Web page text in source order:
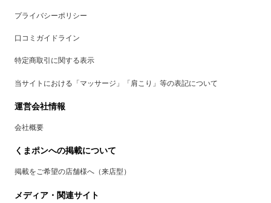
プライバシーポリシー
口コミガイドライン
特定商取引に関する表示
当サイトにおける「マッサージ」「肩こり」等の表記について
運営会社情報
会社概要
くまポンへの掲載について
掲載をご希望の店舗様へ（来店型）
メディア・関連サイト